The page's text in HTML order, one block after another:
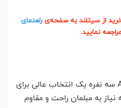
خرید از سیتلند به صفحه‌ی راهنمای
نمایید.
صندلی گروهی انتظار A160 سه نفره یک انتخاب عالی برای
به مبلمان راحت و مقاوم